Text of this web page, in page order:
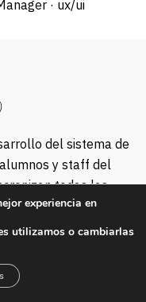
· ux/ui
del sistema de
y staff del
todas las
e-learning
marketing Teenvio,
en todas
experiencia en
utilizamos o cambiarlas